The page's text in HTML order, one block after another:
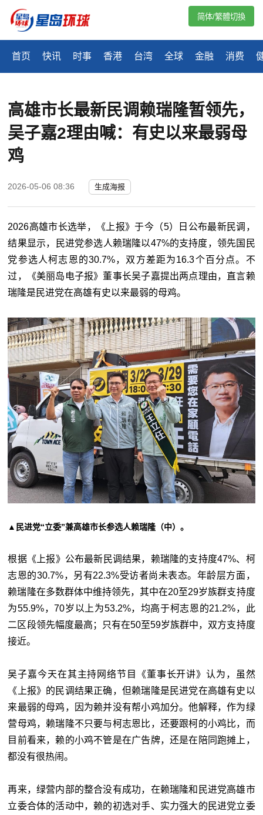
首页 快讯 时事 香港 台湾 全球 金融 消费
简体/繁體切換
高雄市长最新民调赖瑞隆暂领先，
吴子嘉2理由喊：有史以来最弱母
鸡
2026-05-06 08:36 生成海报
2026高雄市长选举，《上报》于今（5）日公布最新民调，
结果显示，民进党参选人赖瑞隆以47%的支持度，领先国民
党参选人柯志恩的30.7%，双方差距为16.3个百分点。不
过，《美丽岛电子报》董事长吴子嘉提出两点理由，直言赖
瑞隆是民进党在高雄有史以来最弱的母鸡。
▲民进党“立委”兼高雄市长参选人赖瑞隆（中）。
根据《上报》公布最新民调结果，赖瑞隆的支持度47%、柯
志恩的30.7%，另有22.3%受访者尚未表态。年龄层方面，
赖瑞隆在多数群体中维持领先，其中在20至29岁族群支持度
为55.9%，70岁以上为53.2%，均高于柯志恩的21.2%，此
二区段领先幅度最高；只有在50至59岁族群中，双方支持度
接近。
吴子嘉今天在其主持网络节目《董事长开讲》认为，虽然
《上报》的民调结果正确，但赖瑞隆是民进党在高雄有史以
来最弱的母鸡，因为赖并没有帮小鸡加分。他解释，作为绿
营母鸡，赖瑞隆不只要与柯志恩比，还要跟柯的小鸡比，而
目前看来，赖的小鸡不管是在广告牌，还是在陪同跑摊上，
都没有很热闹。
再来，绿营内部的整合没有成功，在赖瑞隆和民进党高雄市
立委合体的活动中，赖的初选对手、实力强大的民进党立委